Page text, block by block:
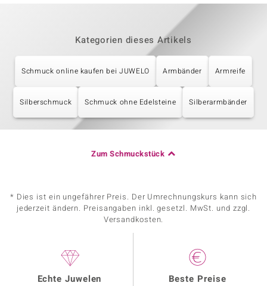
Kategorien dieses Artikels
Schmuck online kaufen bei JUWELO Armbänder Armreife
Silberschmuck Schmuck ohne Edelsteine Silberarmbänder
Zum Schmuckstück
* Dies ist ein ungefährer Preis. Der Umrechnungskurs kann sich
jederzeit ändern. Preisangaben inkl. gesetzl. MwSt. und zzgl.
Versandkosten.
Echte Juwelen Beste Preise